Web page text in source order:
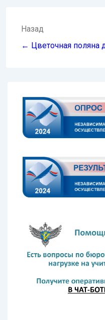
Навигация
по
Назад
← Цветочная поляна